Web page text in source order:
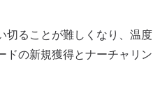
切ることが難しくなり、温度
ドの新規獲得とナーチャリン